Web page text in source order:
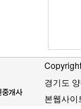
Copyright
경기도
본웹사